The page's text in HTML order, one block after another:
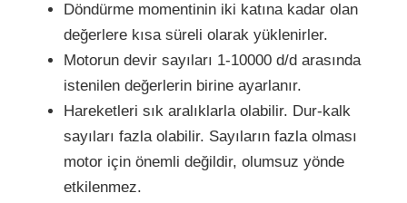
Döndürme momentinin iki katına kadar olan
değerlere kısa süreli olarak yüklenirler.
Motorun devir sayıları 1-10000 d/d arasında
istenilen değerlerin birine ayarlanır.
Hareketleri sık aralıklarla olabilir. Dur-kalk
sayıları fazla olabilir. Sayıların fazla olması
motor için önemli değildir, olumsuz yönde
etkilenmez.